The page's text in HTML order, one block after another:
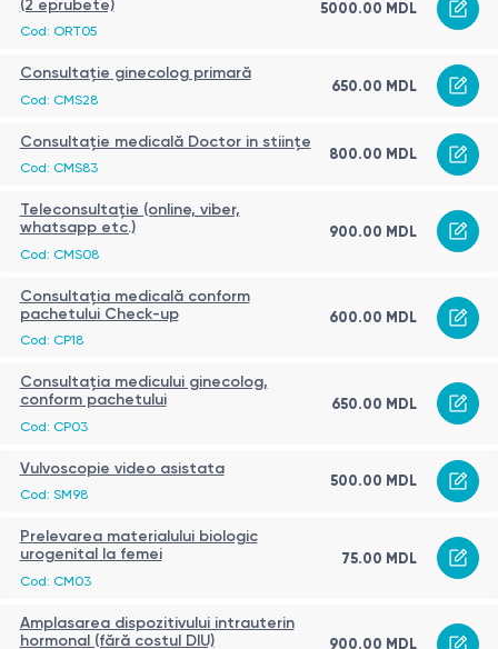
(2 eprubete)
Cod: ORT05
5000.00 MDL
Consultație ginecolog primară
Cod: CMS28
650.00 MDL
Consultație medicală Doctor in stiințe
Cod: CMS83
800.00 MDL
Teleconsultație (online, viber,
whatsapp etc.)
Cod: CMS08
900.00 MDL
Consultația medicală conform
pachetului Check-up
Cod: CP18
600.00 MDL
Consultația medicului ginecolog,
conform pachetului
Cod: CP03
650.00 MDL
Vulvoscopie video asistata
Cod: SM98
500.00 MDL
Prelevarea materialului biologic
urogenital la femei
Cod: CM03
75.00 MDL
Amplasarea dispozitivului intrauterin
hormonal (fără costul DIU)
900.00 MDL